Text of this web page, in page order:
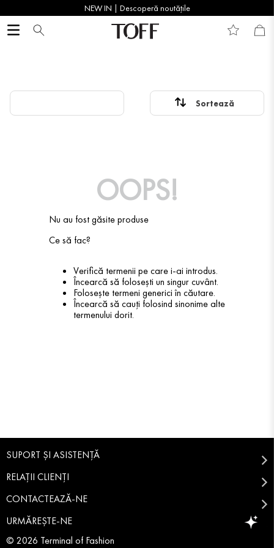
NEW IN | Descoperă noutățile
OOPS!
Nu au fost găsite produse
Ce să fac?
Verifică termenii pe care i-ai introdus.
Încearcă să folosești un singur cuvânt.
Folosește termeni generici în căutare.
Încearcă să cauți folosind sinonime alte
termenului dorit.
SUPORT ȘI ASISTENȚĂ
RELAȚII CLIENȚI
CONTACTEAZĂ-NE
URMĂREȘTE-NE
© 2026 Terminal of Fashion